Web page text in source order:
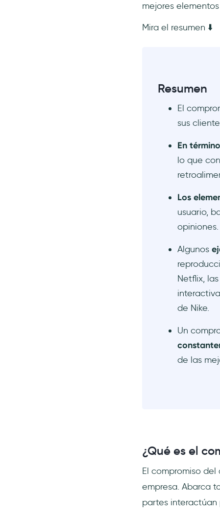
mejores
Mira el resumen ⬇️
Resumen
El
sus
En
lo que
Los
usuario,
opiniones.
Algunos
Netflix,
de Nike.
Un
de las
¿Qué es el
El compromiso
empresa. Abarca
partes interactúan